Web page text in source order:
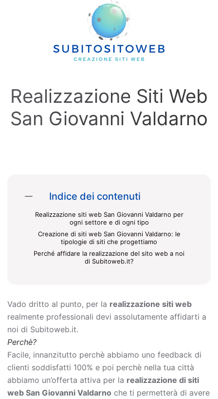
Skip to main content
Realizzazione Siti Web
San Giovanni Valdarno
Indice dei contenuti
Realizzazione siti web San Giovanni Valdarno per
ogni settore e di ogni tipo
Creazione di siti web San Giovanni Valdarno: le
tipologie di siti che progettiamo
Perché affidare la realizzazione del sito web a noi
di Subitoweb.it?
Vado dritto al punto, per la realizzazione siti web
realmente professionali devi assolutamente affidarti a
noi di Subitoweb.it.
Perchè?
Facile, innanzitutto perchè abbiamo uno feedback di
clienti soddisfatti 100% e poi perchè nella tua città
abbiamo un’offerta attiva per la realizzazione di siti
web San Giovanni Valdarno che ti permetterà di avere